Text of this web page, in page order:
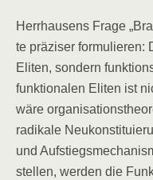
Herr­hau­sens Fra­ge
te prä­zi­ser for­mu­lie­ren:
Eli­ten, son­dern
funk­tio­na­len Eli­ten ist
wäre
radi­ka­le
und
stel­len, wer­den die